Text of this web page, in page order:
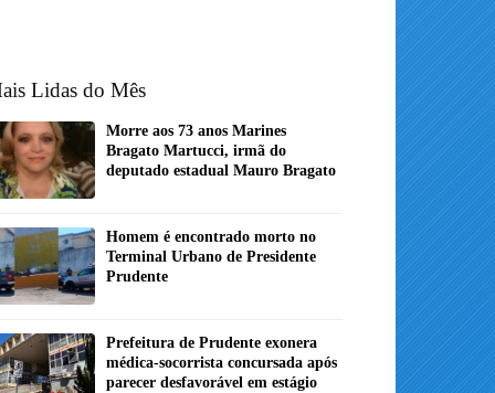
Lidas do Mês
Morre aos 73 anos Marines
Bragato Martucci, irmã do
deputado estadual Mauro Bragato
Homem é encontrado morto no
Terminal Urbano de Presidente
Prudente
Prefeitura de Prudente exonera
médica-socorrista concursada após
parecer desfavorável em estágio